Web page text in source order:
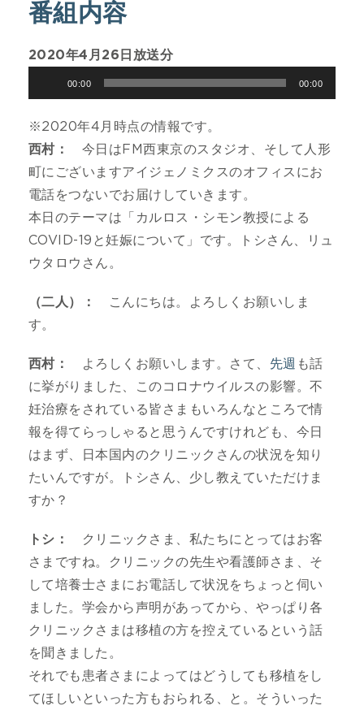
番組内容
2020年4月26日放送分
声
プ
レ
ー
ヤ
ー
00:00 00:00
※2020年4月時点の情報です。
西村：
今日はFM西東京のスタジオ、そして人形
町にございますアイジェノミクスのオフィスにお
電話をつないでお届けしていきます。
本日のテーマは「カルロス・シモン教授による
COVID-19と妊娠について」です。トシさん、リュ
ウタロウさん。
（二人）：
こんにちは。よろしくお願いしま
す。
西村： よろしくお願いします。さて、 先週 も話
に挙がりました、このコロナウイルスの影響。不
妊治療をされている皆さまもいろんなところで情
報を得てらっしゃると思うんですけれども、今日
はまず、日本国内のクリニックさんの状況を知り
たいんですが。トシさん、少し教えていただけま
すか？
トシ：
クリニックさま、私たちにとってはお客
さまですね。クリニックの先生や看護師さま、そ
して培養士さまにお電話して状況をちょっと伺い
ました。学会から声明があってから、やっぱり各
クリニックさまは移植の方を控えているという話
を聞きました。
それでも患者さまによってはどうしても移植をし
てほしいといった方もおられる、と。そういった